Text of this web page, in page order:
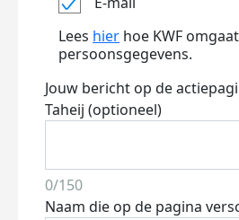
Lees hier hoe KWF
persoonsgegevens.
Jouw bericht op de
Taheij (optioneel)
0/150
Naam die op de pagina